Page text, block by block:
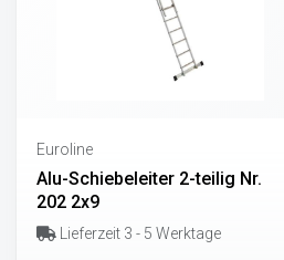
Euroline
Alu-Schiebeleiter 2-teilig Nr.
202 2x9
Lieferzeit 3 - 5 Werktage